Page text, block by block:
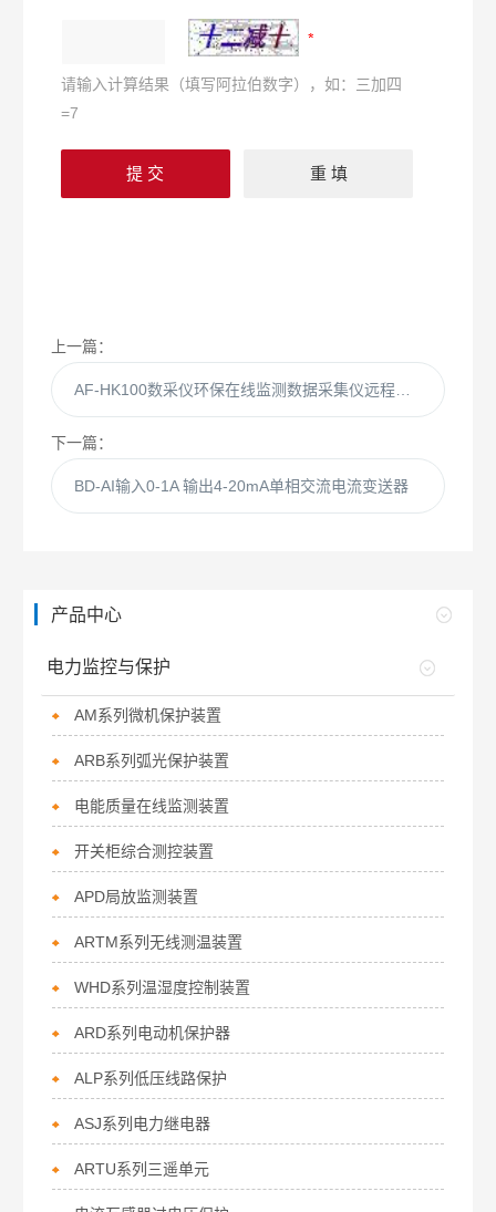
请输入计算结果（填写阿拉伯数字），如：三加四
=7
上一篇：
下一篇：
BD-AI输入0-1A 输出4-20mA单相交流电流变送器
产品中心
电力监控与保护
AM系列微机保护装置
ARB系列弧光保护装置
电能质量在线监测装置
开关柜综合测控装置
APD局放监测装置
ARTM系列无线测温装置
WHD系列温湿度控制装置
ARD系列电动机保护器
ALP系列低压线路保护
ASJ系列电力继电器
ARTU系列三遥单元